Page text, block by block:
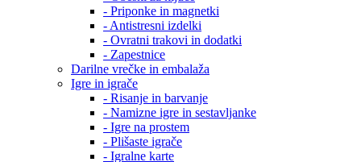
- Priponke in magnetki
- Antistresni izdelki
- Ovratni trakovi in dodatki
- Zapestnice
Darilne vrečke in embalaža
Igre in igrače
- Risanje in barvanje
- Namizne igre in sestavljanke
- Igre na prostem
- Plišaste igrače
- Igralne karte